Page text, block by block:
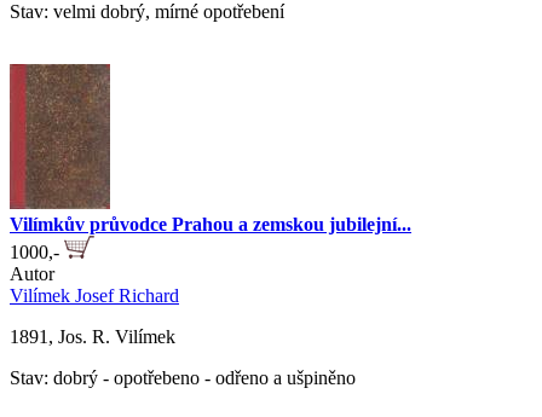
Stav: velmi dobrý, mírné opotřebení
Vilímkův průvodce Prahou a zemskou jubilejní...
1000,-
Autor
Vilímek Josef Richard
1891, Jos. R. Vilímek
Stav: dobrý - opotřebeno - odřeno a ušpiněno